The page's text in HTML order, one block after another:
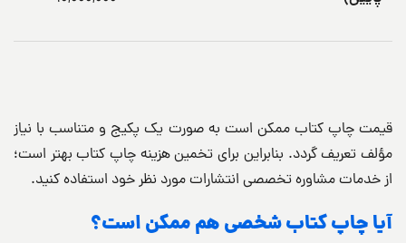
قیمت چاپ کتاب ممکن است به صورت یک پکیج و متناسب با نیاز
مؤلف تعریف گردد. بنابراین برای تخمین هزینه چاپ کتاب بهتر است؛
از خدمات مشاوره تخصصی انتشارات مورد نظر خود استفاده کنید.
آیا چاپ کتاب شخصی هم ممکن است؟